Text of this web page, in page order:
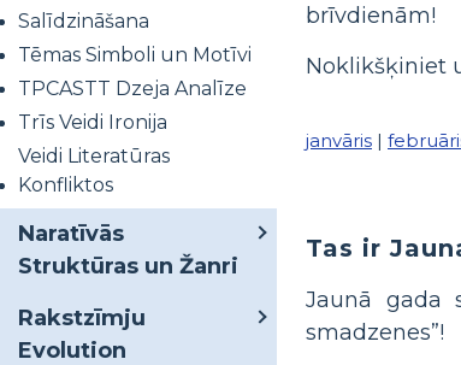
Salīdzināšana
Tēmas Simboli un Motīvi
TPCASTT Dzeja Analīze
Trīs Veidi Ironija
Veidi Literatūras
Konfliktos
Naratīvās
Struktūras un Žanri
Rakstzīmju
Evolution
brīvdienām!
Noklikšķiniet
janvāris |
Tas ir
Jaunā gada
smadzenes”!